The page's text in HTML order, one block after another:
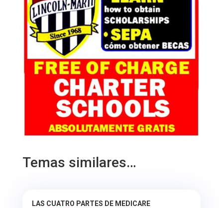
Temas similares…
LAS CUATRO PARTES DE MEDICARE